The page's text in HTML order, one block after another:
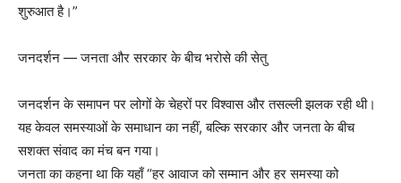
शुरुआत है।”
जनदर्शन — जनता और सरकार के बीच भरोसे की सेतु
जनदर्शन के समापन पर लोगों के चेहरों पर विश्वास और तसल्ली झलक रही थी।
यह केवल समस्याओं के समाधान का नहीं, बल्कि सरकार और जनता के बीच
सशक्त संवाद का मंच बन गया।
जनता का कहना था कि यहाँ “हर आवाज को सम्मान और हर समस्या को